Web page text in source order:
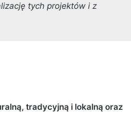
tych projektów i z
tradycyjną i lokalną oraz